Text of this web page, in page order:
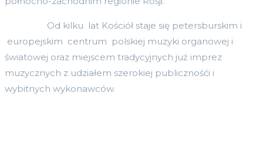
Od kilku lat Kościół staje się petersburskim i
europejskim centrum polskiej muzyki organowej i
światowej oraz miejscem tradycyjnych już imprez
muzycznych z udziałem szerokiej publicznośći i
wybitnych wykonawców.